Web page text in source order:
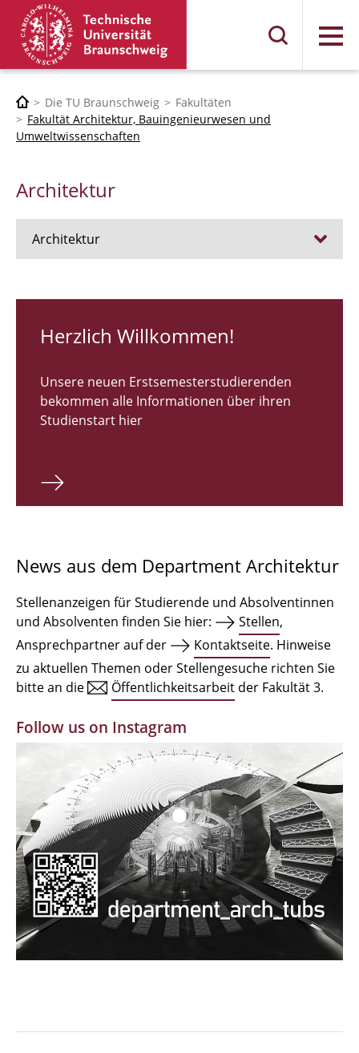
Menü
Die TU Braunschweig
Fakultäten
Fakultät Architektur, Bauingenieurwesen und
Umweltwissenschaften
Architektur
Architektur
RUNDGANG 26
Bachelor Architektur
Master Architektur
Qualifikationsprofil
Institute
Einrichtungen
Zeichensäle
MBW | Modellbauwerkstatt
Alumni | cloud club
Dokumente und Downloads
Herzlich Willkommen!
Unsere neuen Erstsemesterstudierenden
bekommen alle Informationen über ihren
Studienstart hier
News aus dem Department Architektur
Stellenanzeigen für Studierende und Absolventinnen
und Absolventen finden Sie hier:
Stellen,
Ansprechpartner auf der
Kontaktseite. Hinweise
zu aktuellen Themen oder Stellengesuche richten Sie
bitte an die
Öffentlichkeitsarbeit der Fakultät 3.
Follow us on Instagram